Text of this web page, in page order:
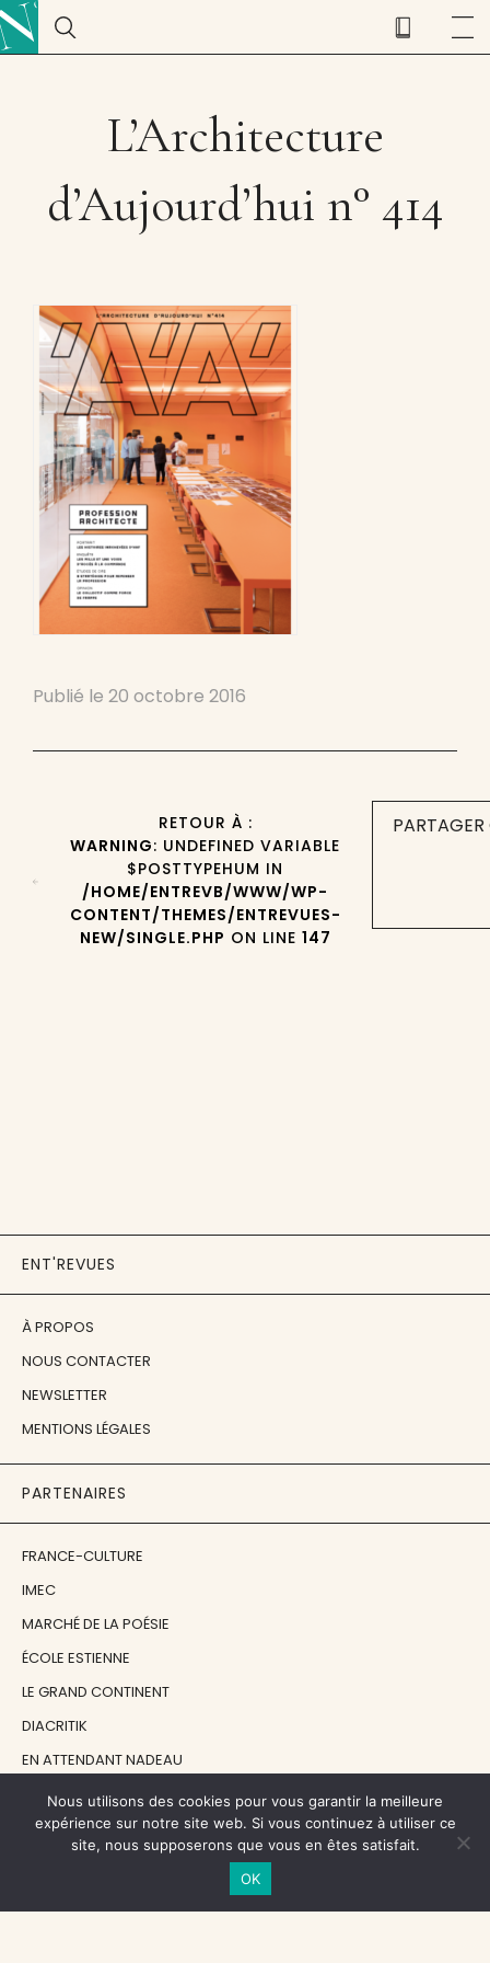
L’Architecture
d’Aujourd’hui n° 414
Publié le 20 octobre 2016
RETOUR À :
WARNING: UNDEFINED VARIABLE
$POSTTYPEHUM IN
/HOME/ENTREVB/WWW/WP-
CONTENT/THEMES/ENTREVUES-
NEW/SINGLE.PHP ON LINE 147
ENT'REVUES
À PROPOS
NOUS CONTACTER
NEWSLETTER
MENTIONS LÉGALES
PARTENAIRES
FRANCE-CULTURE
IMEC
MARCHÉ DE LA POÉSIE
ÉCOLE ESTIENNE
LE GRAND CONTINENT
DIACRITIK
EN ATTENDANT NADEAU
NOS SOUTIENS
Nous utilisons des cookies pour vous garantir la meilleure
expérience sur notre site web. Si vous continuez à utiliser ce
site, nous supposerons que vous en êtes satisfait.
OK